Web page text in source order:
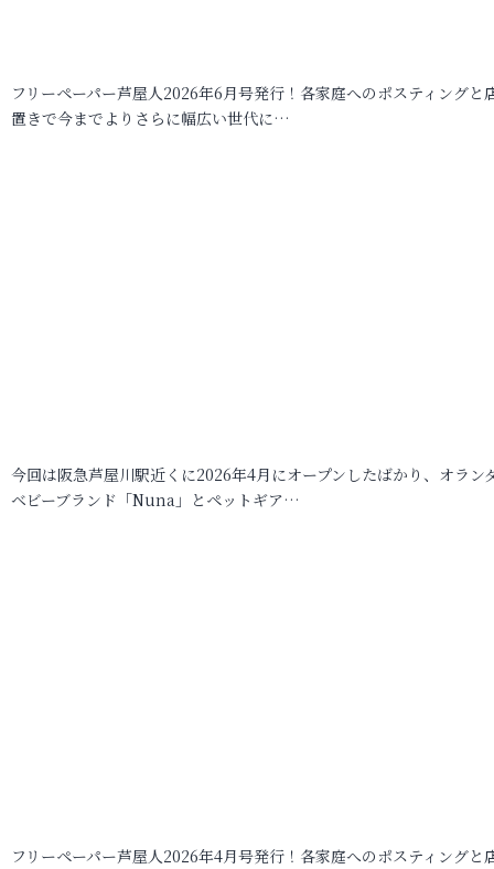
フリーペーパー芦屋人2026年6月号発行！各家庭へのポスティングと
置きで今までよりさらに幅広い世代に…
今回は阪急芦屋川駅近くに2026年4月にオープンしたばかり、オラン
ベビーブランド「Nuna」とペットギア…
フリーペーパー芦屋人2026年4月号発行！各家庭へのポスティングと